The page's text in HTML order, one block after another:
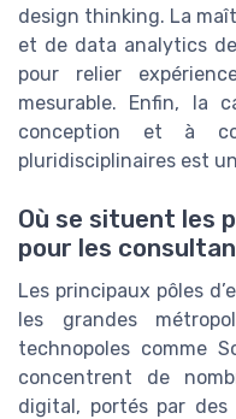
design thinking. La
et de data analytics
pour relier
mesurable. Enfin, la
conception et à
pluridisciplinaires est
Où se situent les
pour les
Les principaux pôles
les grandes
technopoles comme
concentrent de
digital, portés par